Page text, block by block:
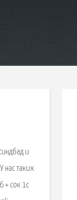
и
нас таких
+ сок 1с